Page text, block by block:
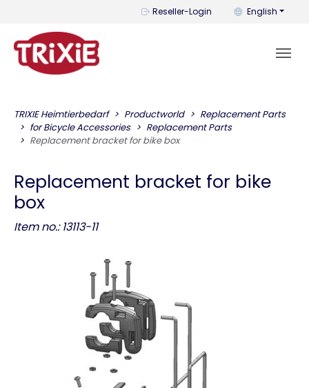
Reseller-Login You can
English
TRIXIE Heimtierbedarf Productworld
Replacement Parts
for Bicycle Accessories
Replacement Parts
Replacement bracket for bike box
Replacement bracket for bike
box
Item no.: 13113-11